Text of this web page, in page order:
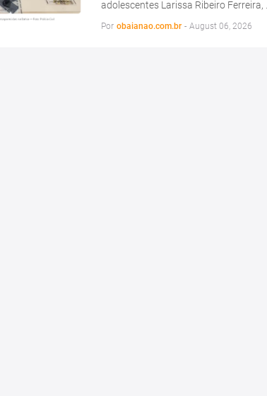
adolescentes Larissa Ribeiro Ferreira, …
Por obaianao.com.br - August 06, 2026